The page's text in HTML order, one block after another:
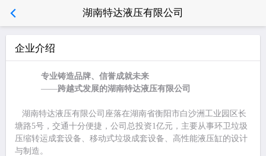
湖南特达液压有限公司
企业介绍
专业铸造品牌、信誉成就未来
——跨越式发展的湖南特达液压有限公司
湖南特达液压有限公司座落在湖南省衡阳市白沙洲工业园区长
塘路5号，交通十分便捷，公司总投资1亿元，主要从事环卫垃圾
压缩转运成套设备、移动式垃圾成套设备、高性能液压缸的设计
与制造。